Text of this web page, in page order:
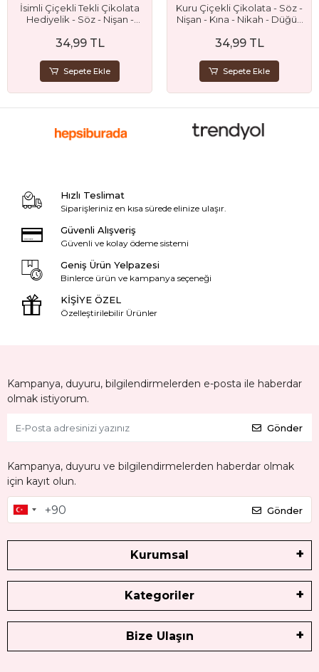
İsimli Çiçekli Tekli Çikolata
Hediyelik - Söz - Nişan -
34,99 TL
Sepete Ekle
Kuru Çiçekli Çikolata - Söz -
Nişan - Kına - Nikah - Düğün
Hediyesi
34,99 TL
Sepete Ekle
Hızlı Teslimat
Siparişleriniz en kısa sürede elinize ulaşır.
Güvenli Alışveriş
Güvenli ve kolay ödeme sistemi
Geniş Ürün Yelpazesi
Binlerce ürün ve kampanya seçeneği
KİŞİYE ÖZEL
Özelleştirilebilir Ürünler
Kampanya, duyuru, bilgilendirmelerden e-posta ile haberdar
olmak istiyorum.
Gönder
Kampanya, duyuru ve bilgilendirmelerden haberdar olmak
için kayıt olun.
Gönder
Kurumsal
Kategoriler
Bize Ulaşın